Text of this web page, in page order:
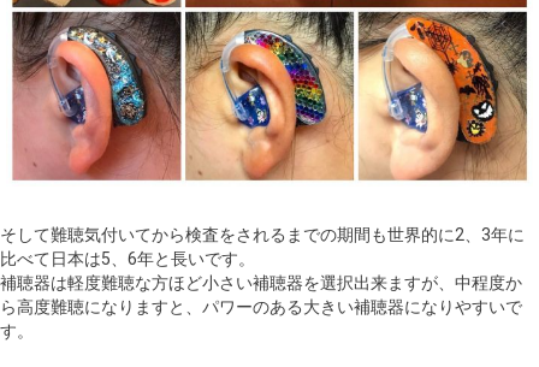
そして難聴気付いてから検査をされるまでの期間も世界的に2、3年に
比べて日本は5、6年と長いです。
補聴器は軽度難聴な方ほど小さい補聴器を選択出来ますが、中程度か
ら高度難聴になりますと、パワーのある大きい補聴器になりやすいで
す。